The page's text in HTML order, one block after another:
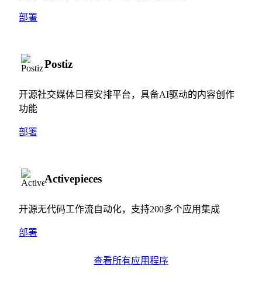
部署
Postiz
开源社交媒体日程安排平台，具备AI驱动的内容创作
功能
部署
Activepieces
开源无代码工作流自动化，支持200多个应用集成
部署
查看所有应用程序